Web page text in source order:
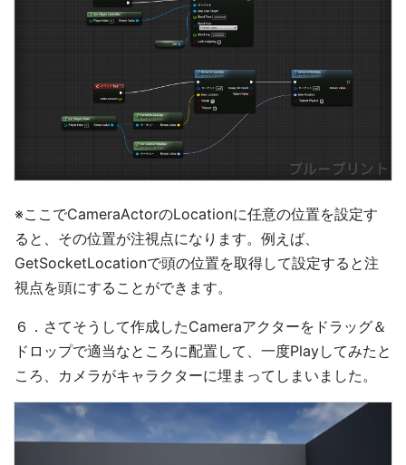
※ここでCameraActorのLocationに任意の位置を設定す
ると、その位置が注視点になります。例えば、
GetSocketLocationで頭の位置を取得して設定すると注
視点を頭にすることができます。
６．さてそうして作成したCameraアクターをドラッグ＆
ドロップで適当なところに配置して、一度Playしてみたと
ころ、カメラがキャラクターに埋まってしまいました。